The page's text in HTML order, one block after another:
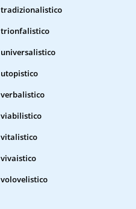
tradizionalistico
trionfalistico
universalistico
utopistico
verbalistico
viabilistico
vitalistico
vivaistico
volovelistico